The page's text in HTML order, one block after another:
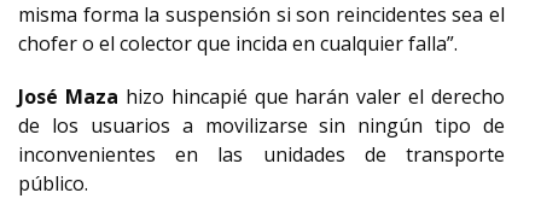
misma forma la suspensión si son reincidentes sea el
chofer o el colector que incida en cualquier falla”.
José Maza hizo hincapié que harán valer el derecho
de los usuarios a movilizarse sin ningún tipo de
inconvenientes en las unidades de transporte
público.